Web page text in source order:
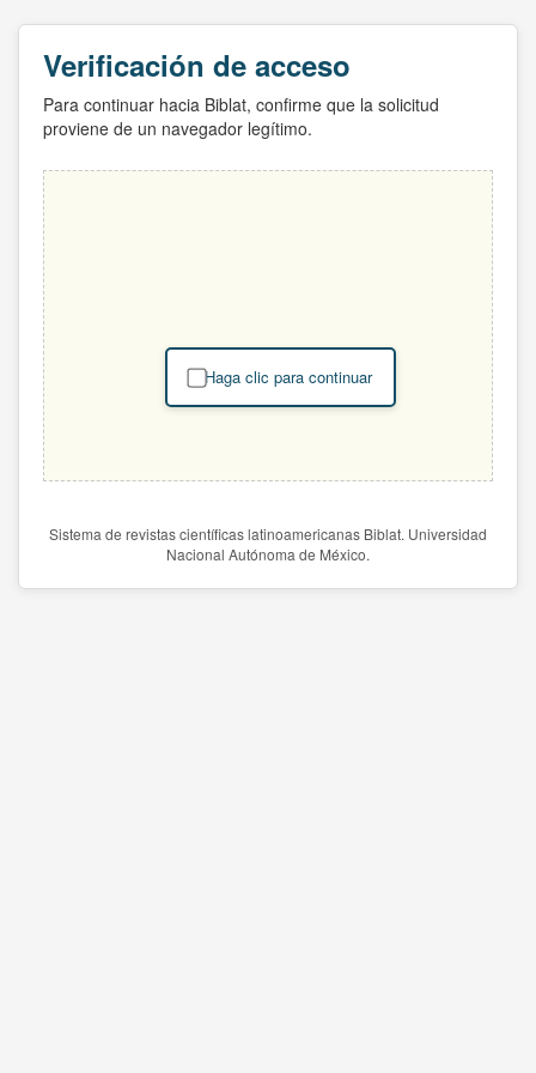
Verificación de acceso
Para continuar hacia Biblat, confirme que la solicitud
proviene de un navegador legítimo.
Haga clic para continuar
Sistema de revistas científicas latinoamericanas Biblat. Universidad
Nacional Autónoma de México.